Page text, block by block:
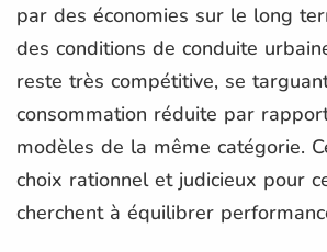
par des économies sur le long
des conditions de conduite
reste très compétitive, se
consommation réduite par
modèles de la même catégorie.
choix rationnel et judicieux pour
cherchent à équilibrer